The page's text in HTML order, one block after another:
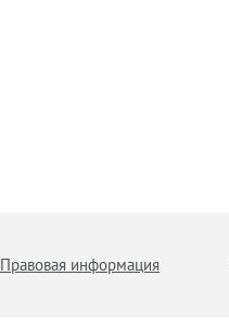
Правовая информация